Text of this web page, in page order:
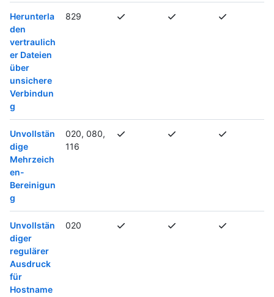
Herunterla
den
vertraulich
er Dateien
über
unsichere
Verbindun
g
829
Unvollstän
dige
Mehrzeich
en-
Bereinigun
g
020, 080,
116
Unvollstän
diger
regulärer
Ausdruck
für
Hostname
020